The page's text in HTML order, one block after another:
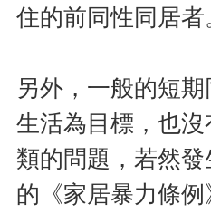
住的前同性同居者
另外，一般的短
生活為目標，也
類的問題，若然
的《家居暴力條